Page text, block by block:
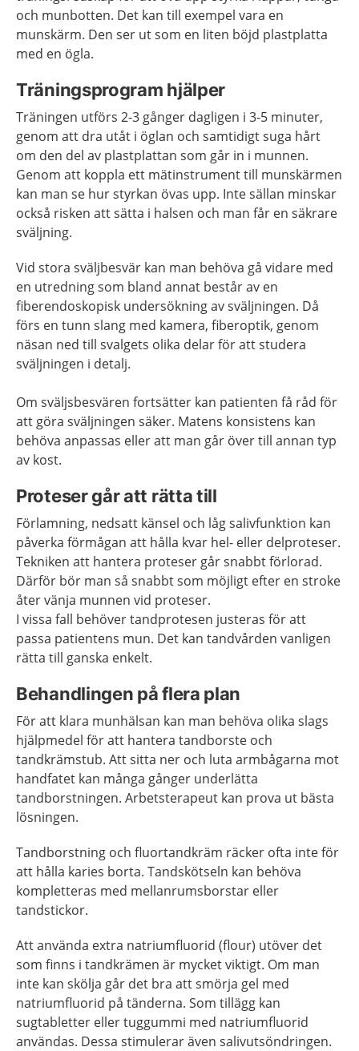
och munbotten. Det kan till exempel vara en
munskärm. Den ser ut som en liten böjd plastplatta
med en ögla.
Träningsprogram hjälper
Träningen utförs 2-3 gånger dagligen i 3-5 minuter,
genom att dra utåt i öglan och samtidigt suga hårt
om den del av plastplattan som går in i munnen.
Genom att koppla ett mätinstrument till munskärmen
kan man se hur styrkan övas upp. Inte sällan minskar
också risken att sätta i halsen och man får en säkrare
sväljning.
Vid stora sväljbesvär kan man behöva gå vidare med
en utredning som bland annat består av en
fiberendoskopisk undersökning av sväljningen. Då
förs en tunn slang med kamera, fiberoptik, genom
näsan ned till svalgets olika delar för att studera
sväljningen i detalj.
Om sväljsbesvären fortsätter kan patienten få råd för
att göra sväljningen säker. Matens konsistens kan
behöva anpassas eller att man går över till annan typ
av kost.
Proteser går att rätta till
Förlamning, nedsatt känsel och låg salivfunktion kan
påverka förmågan att hålla kvar hel- eller delproteser.
Tekniken att hantera proteser går snabbt förlorad.
Därför bör man så snabbt som möjligt efter en stroke
åter vänja munnen vid proteser.
I vissa fall behöver tandprotesen justeras för att
passa patientens mun. Det kan tandvården vanligen
rätta till ganska enkelt.
Behandlingen på flera plan
För att klara munhälsan kan man behöva olika slags
hjälpmedel för att hantera tandborste och
tandkrämstub. Att sitta ner och luta armbågarna mot
handfatet kan många gånger underlätta
tandborstningen. Arbetsterapeut kan prova ut bästa
lösningen.
Tandborstning och fluortandkräm räcker ofta inte för
att hålla karies borta. Tandskötseln kan behöva
kompletteras med mellanrumsborstar eller
tandstickor.
Att använda extra natriumfluorid (flour) utöver det
som finns i tandkrämen är mycket viktigt. Om man
inte kan skölja går det bra att smörja gel med
natriumfluorid på tänderna. Som tillägg kan
sugtabletter eller tuggummi med natriumfluorid
användas. Dessa stimulerar även salivutsöndringen.